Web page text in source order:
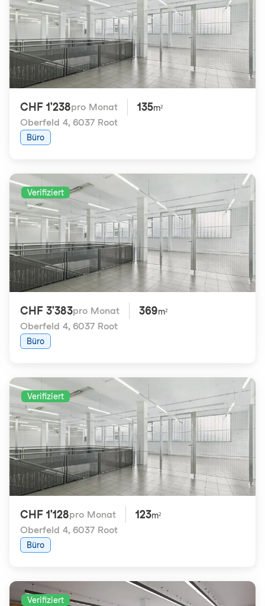
CHF 1'238pro Monat 135m²
Oberfeld 4, 6037 Root
Büro
Verifiziert
CHF 3'383pro Monat 369m²
Oberfeld 4, 6037 Root
Büro
Verifiziert
CHF 1'128pro Monat 123m²
Oberfeld 4, 6037 Root
Büro
Verifiziert